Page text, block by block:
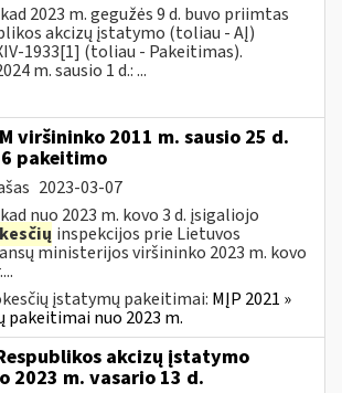
2023 m. gegužės 9 d. buvo priimtas
akcizų įstatymo (toliau - AĮ)
1933[1] (toliau - Pakeitimas).
m. sausio 1 d.: ...
viršininko 2011 m. sausio 25 d.
pakeitimo
2023-03-07
nuo 2023 m. kovo 3 d. įsigaliojo
inspekcijos prie Lietuvos
ministerijos viršininko 2023 m. kovo
įstatymų pakeitimai: MĮP 2021 »
pakeitimai nuo 2023 m.
akcizų įstatymo
2023 m. vasario 13 d.